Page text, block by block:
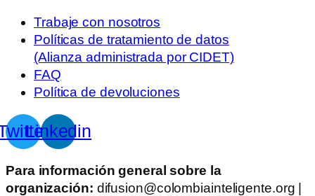
Trabaje con nosotros
Políticas de tratamiento de datos
(Alianza administrada por CIDET)
FAQ
Política de devoluciones
Linkedin
Para información general sobre la
organización: difusion@colombiainteligente.org |